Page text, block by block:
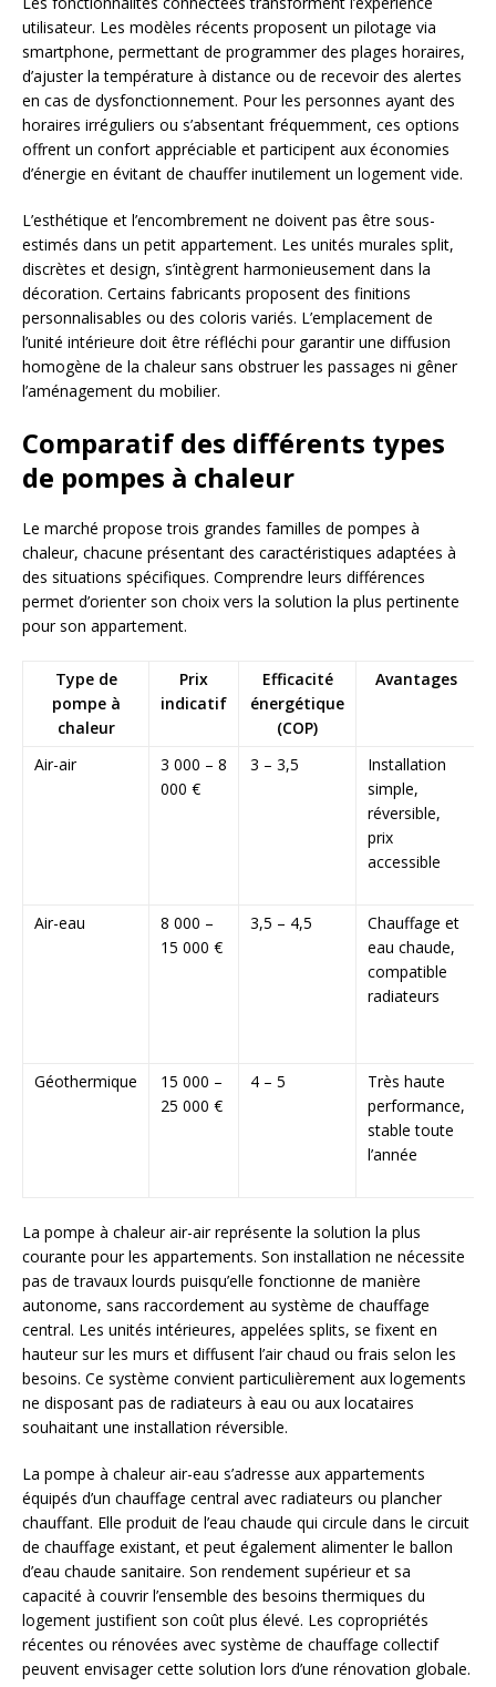
utilisateur. Les modèles récents proposent un pilotage via
smartphone, permettant de programmer des plages horaires,
d’ajuster la température à distance ou de recevoir des alertes
en cas de dysfonctionnement. Pour les personnes ayant des
horaires irréguliers ou s’absentant fréquemment, ces options
offrent un confort appréciable et participent aux économies
d’énergie en évitant de chauffer inutilement un logement vide.
L’esthétique et l’encombrement ne doivent pas être sous-
estimés dans un petit appartement. Les unités murales split,
discrètes et design, s’intègrent harmonieusement dans la
décoration. Certains fabricants proposent des finitions
personnalisables ou des coloris variés. L’emplacement de
l’unité intérieure doit être réfléchi pour garantir une diffusion
homogène de la chaleur sans obstruer les passages ni gêner
l’aménagement du mobilier.
Comparatif des différents types
de pompes à chaleur
Le marché propose trois grandes familles de pompes à
chaleur, chacune présentant des caractéristiques adaptées à
des situations spécifiques. Comprendre leurs différences
permet d’orienter son choix vers la solution la plus pertinente
pour son appartement.
Type de
pompe à
chaleur
Prix
indicatif
Efficacité
énergétique
(COP)
Avantages
Air-air
3 000 – 8
000 €
3 – 3,5
Installation
simple,
réversible,
prix
accessible
Air-eau
8 000 –
15 000 €
3,5 – 4,5
Chauffage et
eau chaude,
compatible
radiateurs
Géothermique
15 000 –
25 000 €
4 – 5
Très haute
performance,
stable toute
l’année
La pompe à chaleur air-air représente la solution la plus
courante pour les appartements. Son installation ne nécessite
pas de travaux lourds puisqu’elle fonctionne de manière
autonome, sans raccordement au système de chauffage
central. Les unités intérieures, appelées splits, se fixent en
hauteur sur les murs et diffusent l’air chaud ou frais selon les
besoins. Ce système convient particulièrement aux logements
ne disposant pas de radiateurs à eau ou aux locataires
souhaitant une installation réversible.
La pompe à chaleur air-eau s’adresse aux appartements
équipés d’un chauffage central avec radiateurs ou plancher
chauffant. Elle produit de l’eau chaude qui circule dans le circuit
de chauffage existant, et peut également alimenter le ballon
d’eau chaude sanitaire. Son rendement supérieur et sa
capacité à couvrir l’ensemble des besoins thermiques du
logement justifient son coût plus élevé. Les copropriétés
récentes ou rénovées avec système de chauffage collectif
peuvent envisager cette solution lors d’une rénovation globale.